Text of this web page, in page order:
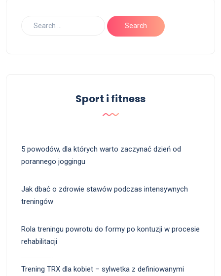
Sport i fitness
5 powodów, dla których warto zaczynać dzień od
porannego joggingu
Jak dbać o zdrowie stawów podczas intensywnych
treningów
Rola treningu powrotu do formy po kontuzji w procesie
rehabilitacji
Trening TRX dla kobiet – sylwetka z definiowanymi